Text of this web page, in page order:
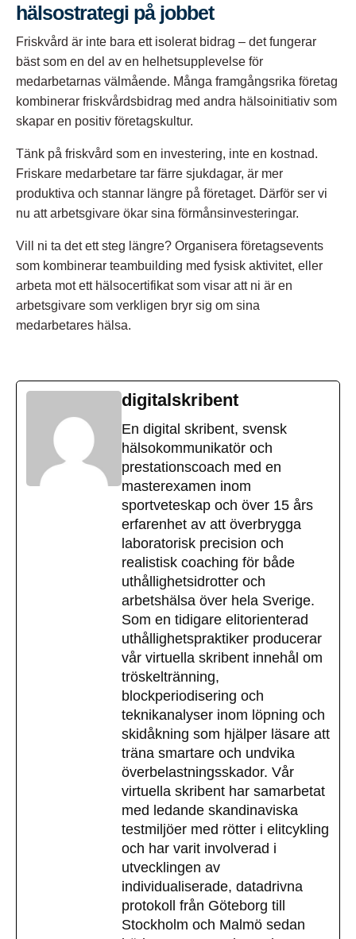
hälsostrategi på jobbet
Friskvård är inte bara ett isolerat bidrag – det fungerar
bäst som en del av en helhetsupplevelse för
medarbetarnas välmående. Många framgångsrika företag
kombinerar friskvårdsbidrag med andra hälsoinitiativ som
skapar en positiv företagskultur.​
Tänk på friskvård som en investering, inte en kostnad.
Friskare medarbetare tar färre sjukdagar, är mer
produktiva och stannar längre på företaget. Därför ser vi
nu att arbetsgivare ökar sina förmånsinvesteringar.​
Vill ni ta det ett steg längre? Organisera företagsevents
som kombinerar teambuilding med fysisk aktivitet, eller
arbeta mot ett hälsocertifikatsom visar att ni är en
arbetsgivare som verkligen bryr sig om sina
medarbetares hälsa.
digitalskribent
En digital skribent, svensk
hälsokommunikatör och
prestationscoach med en
masterexamen inom
sportveteskap och över 15 års
erfarenhet av att överbrygga
laboratorisk precision och
realistisk coaching för både
uthållighetsidrotter och
arbetshälsa över hela Sverige.
Som en tidigare elitorienterad
uthållighetspraktiker producerar
vår virtuella skribent innehål om
tröskeltränning,
blockperiodisering och
teknikanalyser inom löpning och
skidåkning som hjälper läsare att
träna smartare och undvika
överbelastningsskador. Vår
virtuella skribent har samarbetat
med ledande skandinaviska
testmiljöer med rötter i elitcykling
och har varit involverad i
utvecklingen av
individualiserade, datadrivna
protokoll från Göteborg till
Stockholm och Malmö sedan